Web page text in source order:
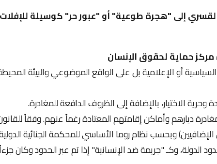
القسري إلى "هجرة طوعية" أو "عبور حر" كوسيلة
حماية لحقوق الإنسان
أو الإعلامية بل على الواقع الموضوعي والبيئة
الاختيار، بالإضافة إلى الظروف الدافعة للمغادرة.
ديارهم وأماكن إقامتهم المعتادة رغماً عنهم. وفقاً
الإضافيين) وبحسب نظام روما الأساسي للمحكمة الجنائية
وكـ "جريمة ضد الإنسانية" إذا تم عبر الحدود وكان